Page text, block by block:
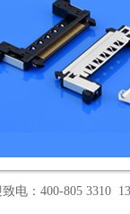
电：400-805 3310